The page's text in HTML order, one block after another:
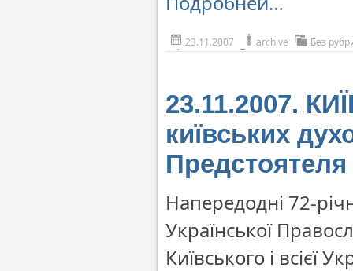
23.11.2007 archive Без
23.11.2007.
київських
Напередодні 72-
Української
Київського і всієї